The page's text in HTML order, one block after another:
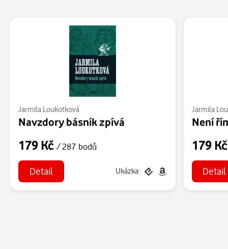
Jarmila Loukotková
Navzdory básník zpívá
179 Kč / 287 bodů
Detail Ukázka:
Jarmila
Není
179
Detail